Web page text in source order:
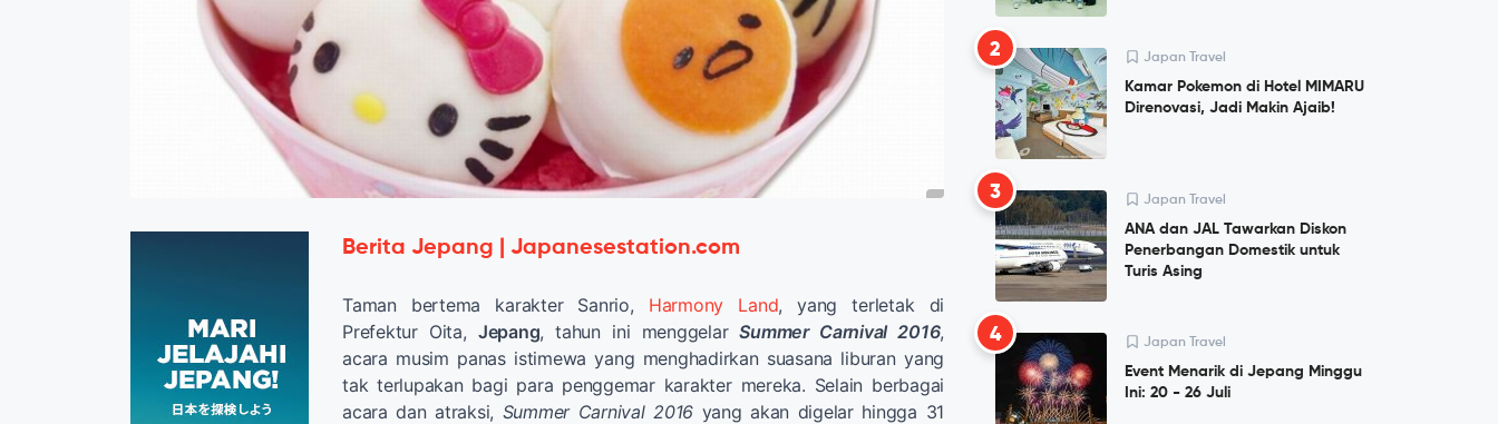
Berita Jepang | Japanesestation.com
Taman bertema karakter Sanrio, Harmony Land, yang terletak di
Prefektur Oita, Jepang, tahun ini menggelarSummer Carnival 2016,
acara musim panas istimewa yang menghadirkan suasana liburan yang
tak terlupakan bagi para penggemar karakter mereka. Selain berbagai
acara dan atraksi, Summer Carnival 2016 yang akan digelar hingga 31
2 Japan Travel
Kamar Pokemon di Hotel MIMARU
Direnovasi, Jadi Makin Ajaib!
3 Japan Travel
ANA dan JAL Tawarkan Diskon
Penerbangan Domestik untuk
Turis Asing
4 Japan Travel
Event Menarik di Jepang Minggu
Ini: 20 - 26 Juli